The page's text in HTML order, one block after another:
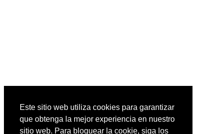
Este sitio web utiliza cookies para garantizar
que obtenga la mejor experiencia en nuestro
sitio web. Para bloquear la cookie, siga los